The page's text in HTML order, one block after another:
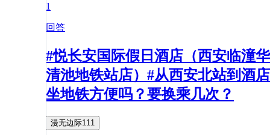
1
回答
#悦长安国际假日酒店（西安临潼华
清池地铁站店）#从西安北站到酒店
坐地铁方便吗？要换乘几次？
漫无边际111